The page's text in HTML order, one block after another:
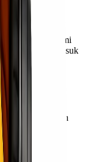
ketat. Tim kami
pulau, termasuk
di Indonesia,
dapat dilakukan